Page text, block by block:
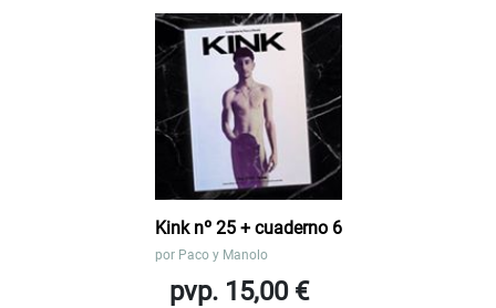
Kink nº 25 + cuaderno 6
por Paco y Manolo
pvp. 15,00 €